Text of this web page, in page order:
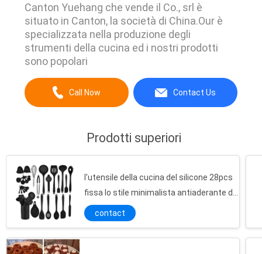
Canton Yuehang che vende il Co., srl è
situato in Canton, la società di China.Our è
specializzata nella produzione degli
strumenti della cucina ed i nostri prodotti
sono popolari
Call Now Contact Us
Prodotti superiori
l'utensile della cucina del silicone 28pcs
fissa lo stile minimalista antiaderante di
Nonscratch
contact